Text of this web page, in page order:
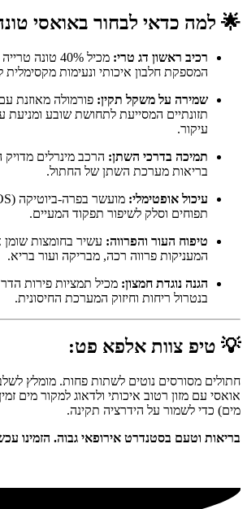
🌟 למה כדאי לבחור באואסי
רכיב ראשון דג טרי:
מכיל 40% טונה
המספקת חלבון איכותי ונעימות מקסימלית
שמירה על משקל תקין:
תזונתיים המסייעת לתחושת שובע
עיקור.
תמיכה בדרכי השתן: הרכב מינרלים
בריאות מערכת השתן של החתול.
עיכול אופטימלי:
תפוחים וסלק לשיפור תפקוד המעיים.
טיפוח העור והפרווה:
המעניקות פרווה רכה, מבריקה ועור בריא.
הגנה נוגדת חמצון: מכיל תמציות פירות הדר
בנטרול ריחות וחיזוק המערכת החיסונית.
💡 טיפ צוות אלפא פט:
חתולים מסורסים נוטים לשתות פחות. מומלץ
אואסי עם מזון רטוב איכותי ולדאוג למקור מים
מים) כדי לשמור על הידרציה תקינה.
בריאות וטעם בסטנדרט אירופאי גבוה. הזמינו